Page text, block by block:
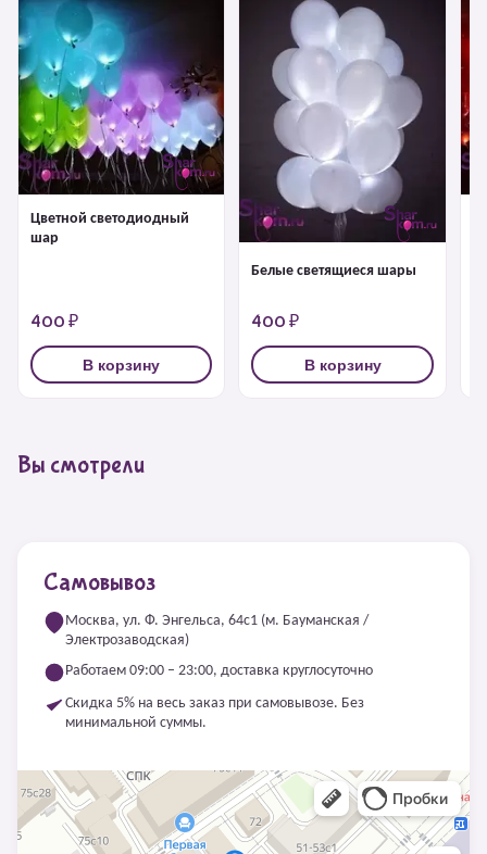
Цветной светодиодный
шар
400 ₽
В корзину
Белые светящиеся шары
400 ₽
В корзину
Вы смотрели
Самовывоз
Москва, ул. Ф. Энгельса, 64с1 (м. Бауманская /
Электрозаводская)
Работаем 09:00 – 23:00, доставка круглосуточно
Скидка 5% на весь заказ при самовывозе. Без
минимальной суммы.